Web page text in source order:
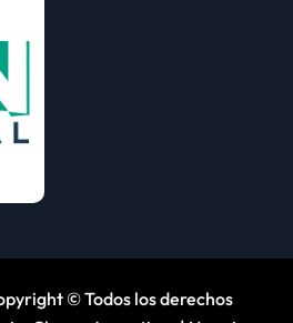
© Todos los derechos